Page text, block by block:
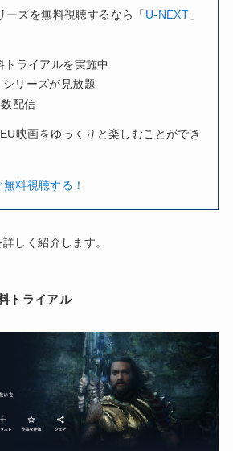
ーズを無料視聴するなら「 U-NEXT 」
ライアルを実施中
シリーズが見放題
配信
映画をゆっくりと楽しむことができ
料視聴する！
しく紹介します。
トライアル